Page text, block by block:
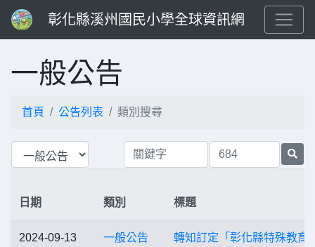
彰化縣溪州國民小學全球資訊網
一般公告
首頁 公告列表 類別搜尋
日期 類別 標題
2024-09-13 一般公告
轉知訂定「彰化縣特殊教育